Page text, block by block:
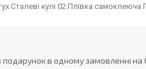
Сталеві кулі 02 Плівка
в одному замовленні на